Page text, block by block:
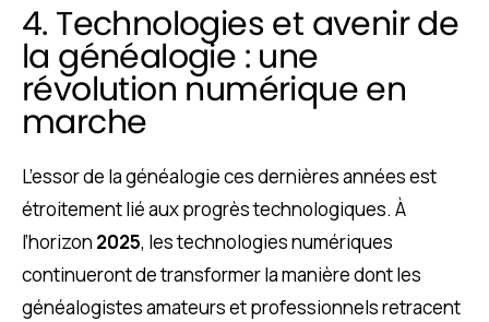
4. Technologies et avenir de
la généalogie : une
révolution numérique en
marche
L’essor de la généalogie ces dernières années est
étroitement lié aux progrès technologiques. À
l’horizon 2025, les technologies numériques
continueront de transformer la manière dont les
généalogistes amateurs et professionnels retracent